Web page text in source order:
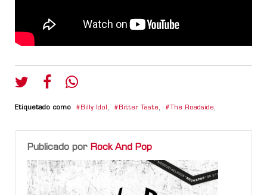
Etiquetado como Billy Idol , Bitter Taste, The Roadside,
Publicado por Rock And Pop